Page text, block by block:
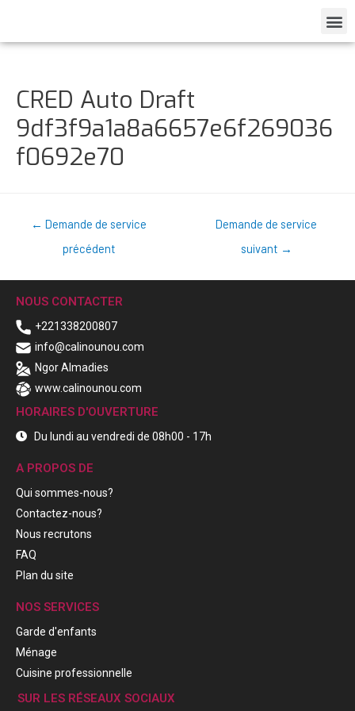
CRED Auto Draft
9df3f9a1a8a6657e6f269036
f0692e70
← Demande de service
précédent
Demande de service
suivant →
NOUS CONTACTER
+221338200807
info@calinounou.com
Ngor Almadies
www.calinounou.com
HORAIRES D'OUVERTURE
Du lundi au vendredi de 08h00 - 17h
A PROPOS DE
Qui sommes-nous?
Contactez-nous?
Nous recrutons
FAQ
Plan du site
NOS SERVICES
Garde d'enfants
Ménage
Cuisine professionnelle
SUR LES RÉSEAUX SOCIAUX